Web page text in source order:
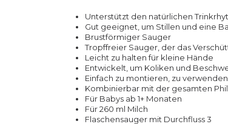
Unterstützt den natürlichen
Gut geeignet, um Stillen und eine
Brustförmiger Sauger
Tropffreier Sauger, der das
Leicht zu halten für kleine Hände
Entwickelt, um Koliken und
Einfach zu montieren, zu
Kombinierbar mit der gesamten
Für Babys ab 1+ Monaten
Für 260 ml Milch
Flaschensauger mit Durchfluss 3